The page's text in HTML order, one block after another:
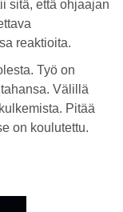
sitä, että ohjaajan
reaktioita.
Työ on
Välillä
Pitää
on koulutettu.